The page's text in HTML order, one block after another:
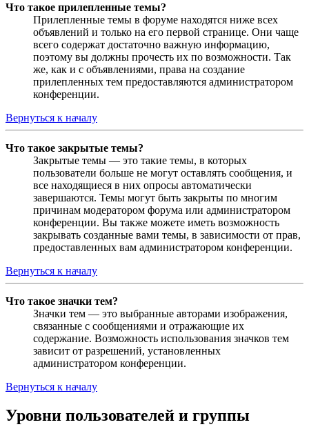
Что такое прилепленные темы?
Прилепленные темы в форуме находятся ниже всех
объявлений и только на его первой странице. Они чаще
всего содержат достаточно важную информацию,
поэтому вы должны прочесть их по возможности. Так
же, как и с объявлениями, права на создание
прилепленных тем предоставляются администратором
конференции.
Вернуться к началу
Что такое закрытые темы?
Закрытые темы — это такие темы, в которых
пользователи больше не могут оставлять сообщения, и
все находящиеся в них опросы автоматически
завершаются. Темы могут быть закрыты по многим
причинам модератором форума или администратором
конференции. Вы также можете иметь возможность
закрывать созданные вами темы, в зависимости от прав,
предоставленных вам администратором конференции.
Вернуться к началу
Что такое значки тем?
Значки тем — это выбранные авторами изображения,
связанные с сообщениями и отражающие их
содержание. Возможность использования значков тем
зависит от разрешений, установленных
администратором конференции.
Вернуться к началу
Уровни пользователей и группы